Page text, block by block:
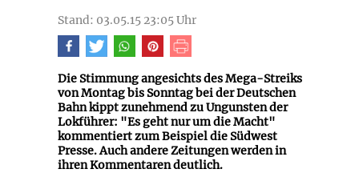
Stand: 03.05.15 23:05 Uhr
Die Stimmung angesichts des Mega-Streiks
von Montag bis Sonntag bei der Deutschen
Bahn kippt zunehmend zu Ungunsten der
Lokführer: "Es geht nur um die Macht"
kommentiert zum Beispiel die Südwest
Presse. Auch andere Zeitungen werden in
ihren Kommentaren deutlich.